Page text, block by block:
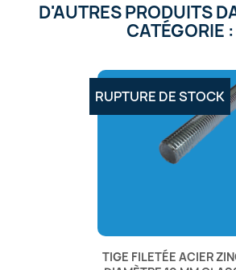
D'AUTRES PRODUITS
CATÉGORIE :
TIGE FILETÉE ACIER
RUPTURE DE STOCK